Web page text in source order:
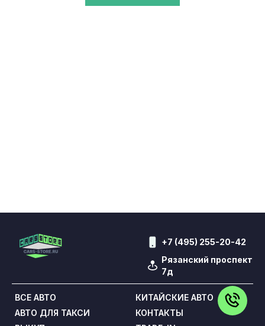
+7 (495) 255-20-42
Рязанский проспект
7д
ВСЕ АВТО
КИТАЙСКИЕ АВТО
АВТО ДЛЯ ТАКСИ
КОНТАКТЫ